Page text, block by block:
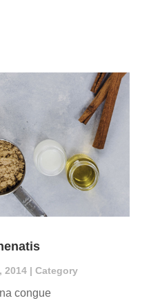
2014| Category
congue